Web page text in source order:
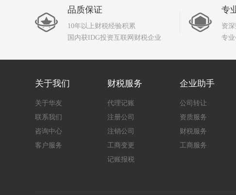
品质保证
10年以上财税经验积累
国内获IDG投资互联网财税企业
专
资
专
关于我们
关于华友
联系我们
咨询中心
客户服务
财税服务
代理记账
注册公司
注销公司
工商变更
记账报税
企业助手
公司转让
资质服务
财税服务
工商服务